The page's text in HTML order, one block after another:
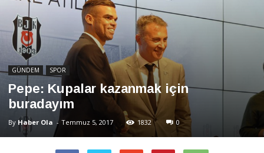
GÜNDEM SPOR
Pepe: Kupalar kazanmak için
buradayım
By Haber Ola - Temmuz 5, 2017 1832 0